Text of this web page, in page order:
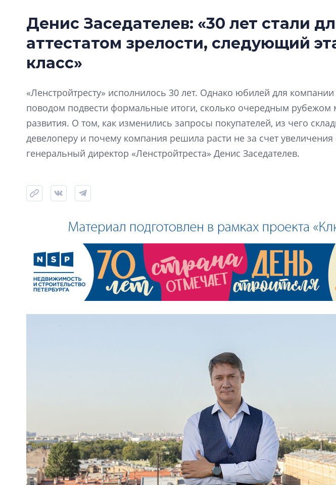
Денис Заседателев: «30 лет стали
аттестатом зрелости, следующий
класс»
«Ленстройтресту» исполнилось 30 лет. Однако юбилей для компании
поводом подвести формальные итоги, сколько очередным рубежом
развития. О том, как изменились запросы покупателей, из чего
девелоперу и почему компания решила расти не за счет
генеральный директор «Ленстройтреста» Денис Заседателев.